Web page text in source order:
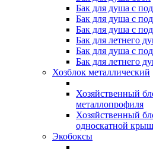
Бак для душа с
Бак для душа с
Бак для душа с
Бак для летнего
Бак для душа с
Бак для летнего
Хозблок металлический
Хозяйственный
металлопрофиля
Хозяйственный
односкатной
Экобоксы